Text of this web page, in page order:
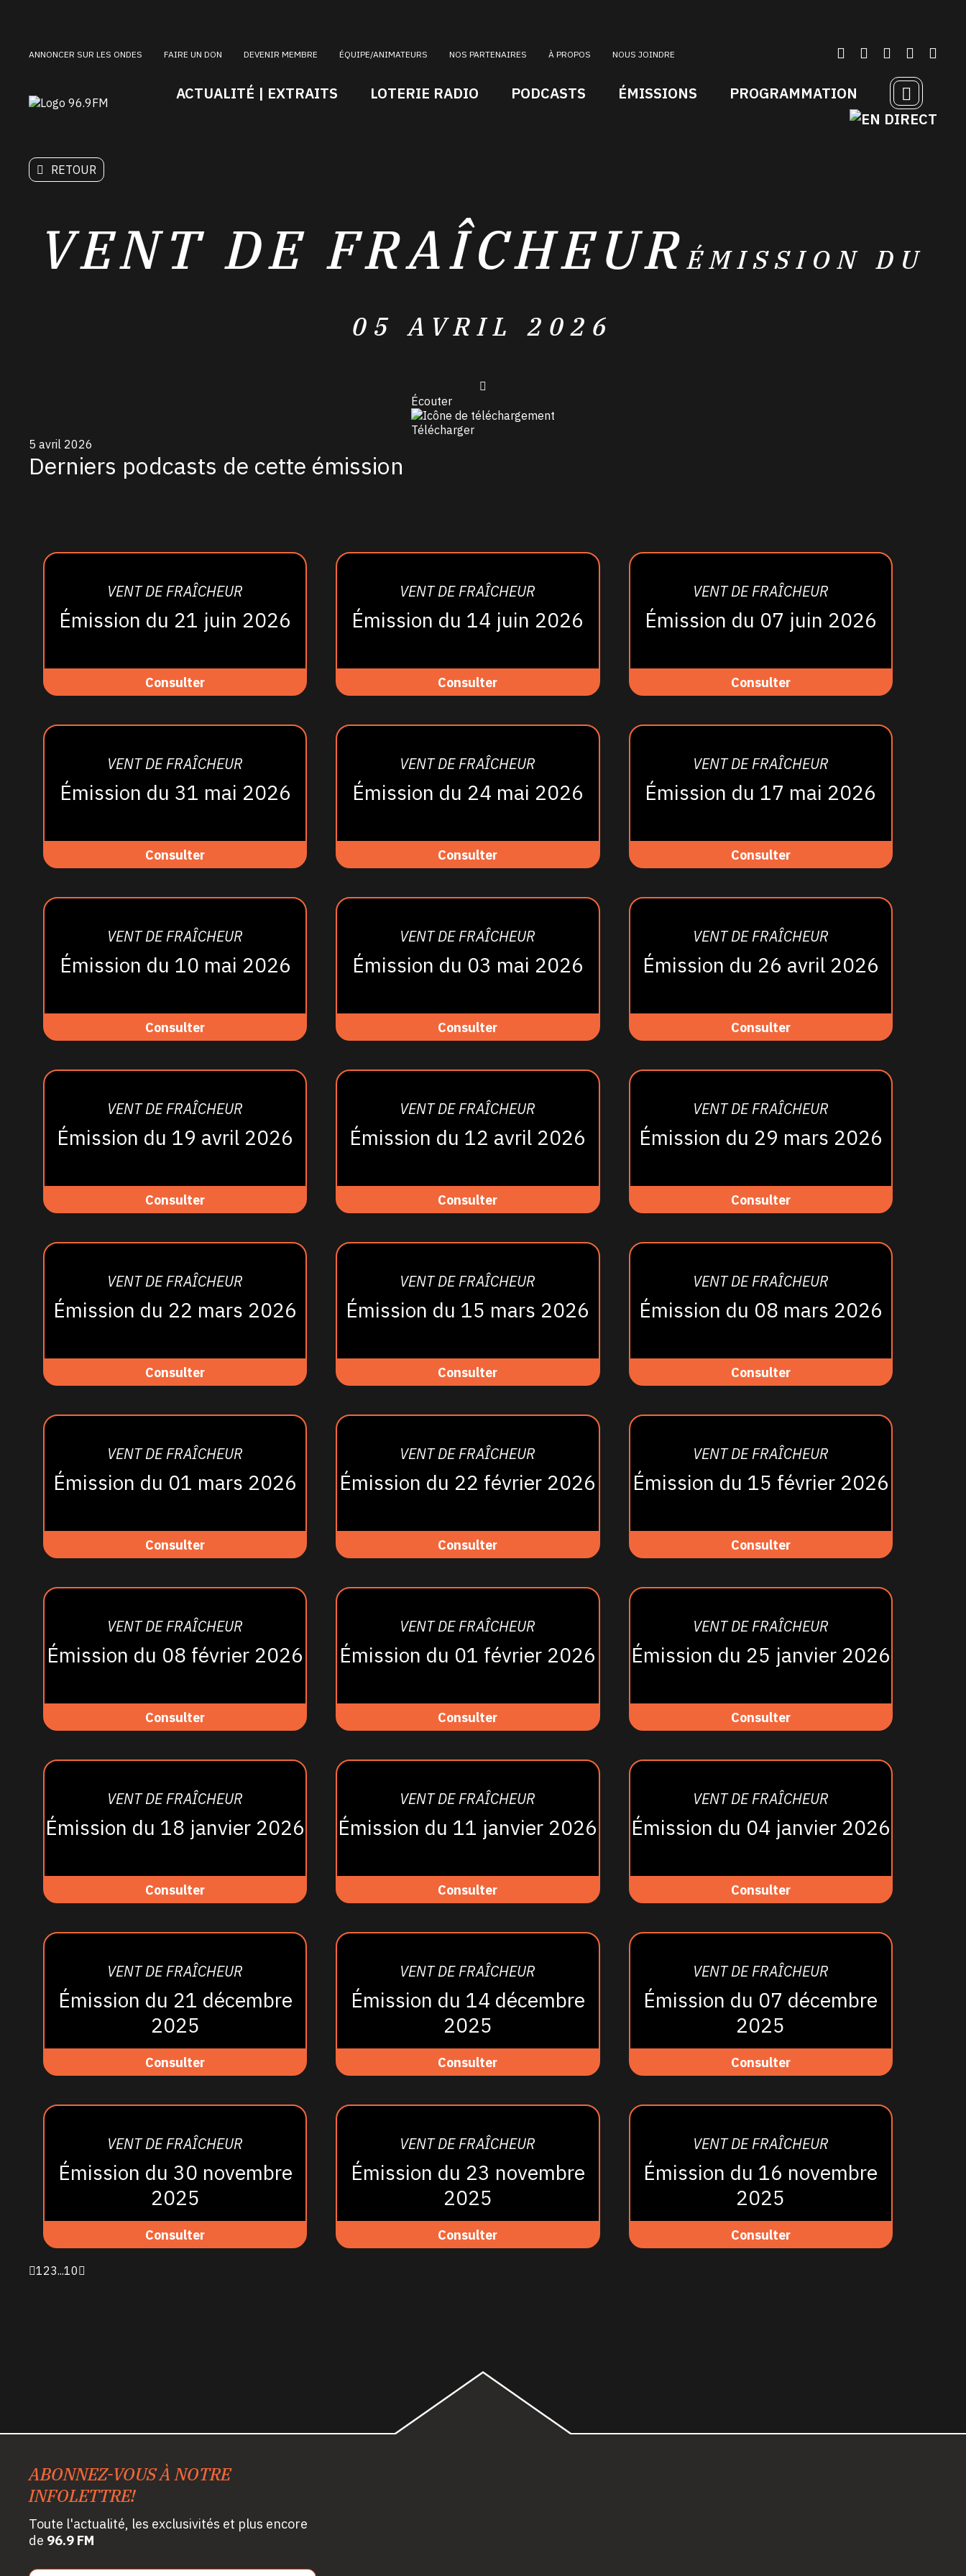
ANNONCER SUR LES ONDES FAIRE UN DON DEVENIR MEMBRE ÉQUIPE/ANIMATEURS NOS PARTENAIRES À PROPOS NOUS JOINDRE
ACTUALITÉ | EXTRAITS LOTERIE RADIO PODCASTS ÉMISSIONS PROGRAMMATION
RETOUR
VENT DE FRAÎCHEURÉMISSION DU
05 AVRIL 2026
Écouter
Télécharger
5 avril 2026
Derniers podcasts de cette émission
VENT DE FRAÎCHEUR
Émission du 21 juin 2026
Consulter
VENT DE FRAÎCHEUR
Émission du 14 juin 2026
Consulter
VENT DE FRAÎCHEUR
Émission du 07 juin 2026
Consulter
VENT DE FRAÎCHEUR
Émission du 31 mai 2026
Consulter
VENT DE FRAÎCHEUR
Émission du 24 mai 2026
Consulter
VENT DE FRAÎCHEUR
Émission du 17 mai 2026
Consulter
VENT DE FRAÎCHEUR
Émission du 10 mai 2026
Consulter
VENT DE FRAÎCHEUR
Émission du 03 mai 2026
Consulter
VENT DE FRAÎCHEUR
Émission du 26 avril 2026
Consulter
VENT DE FRAÎCHEUR
Émission du 19 avril 2026
Consulter
VENT DE FRAÎCHEUR
Émission du 12 avril 2026
Consulter
VENT DE FRAÎCHEUR
Émission du 29 mars 2026
Consulter
VENT DE FRAÎCHEUR
Émission du 22 mars 2026
Consulter
VENT DE FRAÎCHEUR
Émission du 15 mars 2026
Consulter
VENT DE FRAÎCHEUR
Émission du 08 mars 2026
Consulter
VENT DE FRAÎCHEUR
Émission du 01 mars 2026
Consulter
VENT DE FRAÎCHEUR
Émission du 22 février 2026
Consulter
VENT DE FRAÎCHEUR
Émission du 15 février 2026
Consulter
VENT DE FRAÎCHEUR
Émission du 08 février 2026
Consulter
VENT DE FRAÎCHEUR
Émission du 01 février 2026
Consulter
VENT DE FRAÎCHEUR
Émission du 25 janvier 2026
Consulter
VENT DE FRAÎCHEUR
Émission du 18 janvier 2026
Consulter
VENT DE FRAÎCHEUR
Émission du 11 janvier 2026
Consulter
VENT DE FRAÎCHEUR
Émission du 04 janvier 2026
Consulter
VENT DE FRAÎCHEUR
Émission du 21 décembre
2025
Consulter
VENT DE FRAÎCHEUR
Émission du 14 décembre
2025
Consulter
VENT DE FRAÎCHEUR
Émission du 07 décembre
2025
Consulter
VENT DE FRAÎCHEUR
Émission du 30 novembre
2025
Consulter
VENT DE FRAÎCHEUR
Émission du 23 novembre
2025
Consulter
VENT DE FRAÎCHEUR
Émission du 16 novembre
2025
Consulter
123...10
ABONNEZ-VOUS À NOTRE
INFOLETTRE!
Toute l'actualité, les exclusivités et plus encore
de 96.9 FM